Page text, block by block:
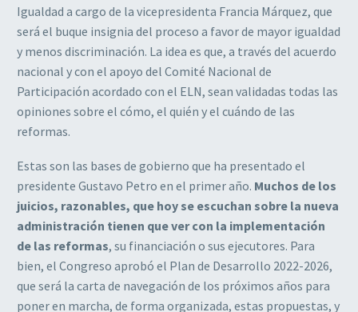
Igualdad a cargo de la vicepresidenta Francia Márquez, que
será el buque insignia del proceso a favor de mayor igualdad
y menos discriminación. La idea es que, a través del acuerdo
nacional y con el apoyo del Comité Nacional de
Participación acordado con el ELN, sean validadas todas las
opiniones sobre el cómo, el quién y el cuándo de las
reformas.
Estas son las bases de gobierno que ha presentado el
presidente Gustavo Petro en el primer año. Muchos de los
juicios, razonables, que hoy se escuchan sobre la nueva
administración tienen que ver con la implementación
de las reformas, su financiación o sus ejecutores. Para
bien, el Congreso aprobó el Plan de Desarrollo 2022-2026,
que será la carta de navegación de los próximos años para
poner en marcha, de forma organizada, estas propuestas, y